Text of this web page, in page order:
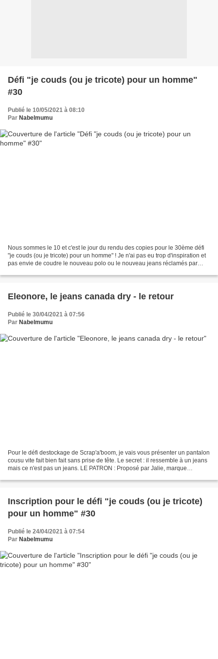
Défi "je couds (ou je tricote) pour un homme"
#30
Publié le 10/05/2021 à 08:10
Par Nabelmumu
Nous sommes le 10 et c'est le jour du rendu des copies pour le 30ème défi
"je couds (ou je tricote) pour un homme" ! Je n'ai pas eu trop d'inspiration et
pas envie de coudre le nouveau polo ou le nouveau jeans réclamés par
Eleonore, le jeans canada dry - le retour
Publié le 30/04/2021 à 07:56
Par Nabelmumu
Pour le défi destockage de Scrap'a'boom, je vais vous présenter un pantalon
cousu vite fait bien fait sans prise de tête. Le secret : il ressemble à un jeans
mais ce n'est pas un jeans. LE PATRON : Proposé par Jalie, marque
Inscription pour le défi "je couds (ou je tricote)
pour un homme" #30
Publié le 24/04/2021 à 07:54
Par Nabelmumu